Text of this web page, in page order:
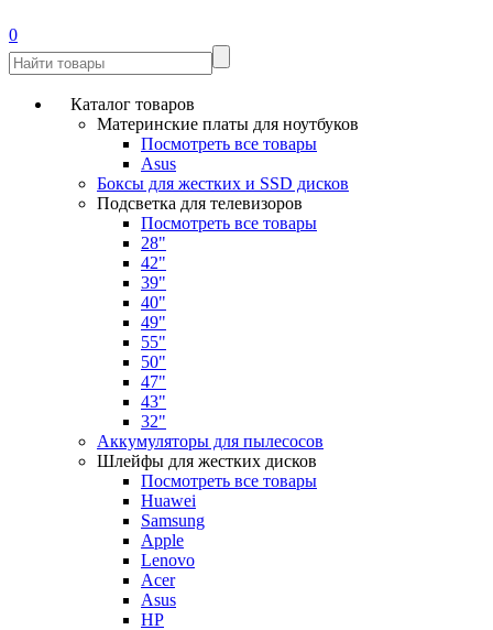
0
Каталог товаров
Материнские платы для ноутбуков
Посмотреть все товары
Asus
Боксы для жестких и SSD дисков
Подсветка для телевизоров
Посмотреть все товары
28"
42"
39"
40"
49"
55"
50"
47"
43"
32"
Аккумуляторы для пылесосов
Шлейфы для жестких дисков
Посмотреть все товары
Huawei
Samsung
Apple
Lenovo
Acer
Asus
HP